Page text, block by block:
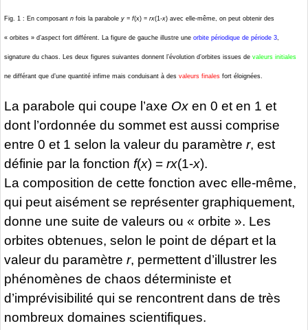
Fig. 1 : En composant n fois la parabole y = f(x) = rx(1-x) avec elle-même, on peut obtenir des
« orbites » d’aspect fort différent. La figure de gauche illustre une orbite périodique de période 3,
signature du chaos. Les deux figures suivantes donnent l’évolution d’orbites issues de valeurs initiales
ne différant que d’une quantité infime mais conduisant à des valeurs finales fort éloignées.
La parabole qui coupe l’axe Ox en 0 et en 1 et
dont l’ordonnée du sommet est aussi comprise
entre 0 et 1 selon la valeur du paramètre r, est
définie par la fonction f(x) = rx(1-x).
La composition de cette fonction avec elle-même,
qui peut aisément se représenter graphiquement,
donne une suite de valeurs ou « orbite ». Les
orbites obtenues, selon le point de départ et la
valeur du paramètre r, permettent d’illustrer les
phénomènes de chaos déterministe et
d’imprévisibilité qui se rencontrent dans de très
nombreux domaines scientifiques.